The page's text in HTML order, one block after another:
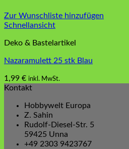
Zur Wunschliste hinzufügen
Schnellansicht
Deko & Bastelartikel
Nazaramulett 25 stk Blau
1,99 € inkl. MwSt.
Kontakt
Hobbywelt Europa
Z. Sahin
Rudolf-Diesel-Str. 5
59425 Unna
+49 2303 9423767